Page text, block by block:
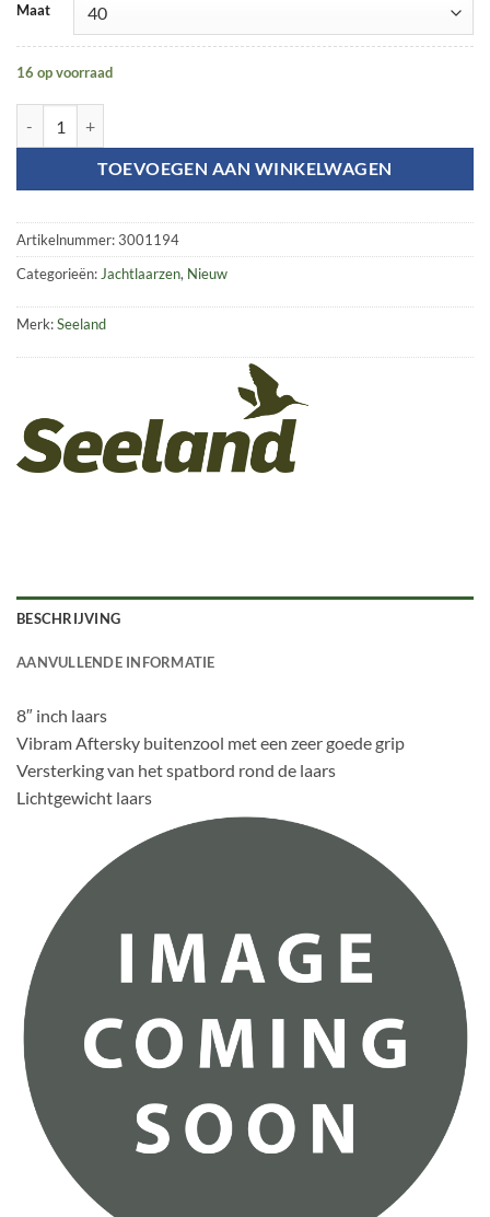
Maat
16 op voorraad
TOEVOEGEN AAN WINKELWAGEN
Artikelnummer:3001194
Categorieën: Jachtlaarzen, Nieuw
Merk:Seeland
BESCHRIJVING
AANVULLENDE INFORMATIE
8″ inch laars
Vibram Aftersky buitenzool met een zeer goede grip
Versterking van het spatbord rond de laars
Lichtgewicht laars